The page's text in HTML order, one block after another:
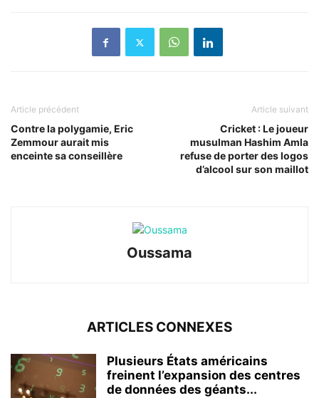
Article précédent
Contre la polygamie, Eric
Zemmour aurait mis
enceinte sa conseillère
Article suivant
Cricket : Le joueur
musulman Hashim Amla
refuse de porter des logos
d’alcool sur son maillot
Oussama
ARTICLES CONNEXES
Plusieurs États américains
freinent l’expansion des centres
de données des géants...